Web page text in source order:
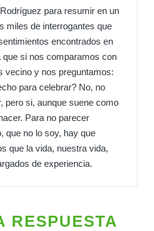
para resumir en un
miles de interrogantes que
encontrados en
que si nos comparamos con
vecino y nos preguntamos:
para celebrar? No, no
pero si, aunque suene como
Para no parecer
que no lo soy, hay que
que la vida, nuestra vida,
de experiencia.
RESPUESTA